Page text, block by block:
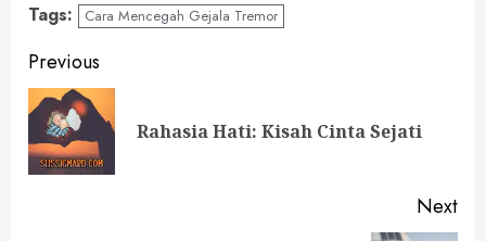
Tags: Cara Mencegah Gejala Tremor
Continue
Reading
Previous
Rahasia Hati: Kisah Cinta Sejati
Next